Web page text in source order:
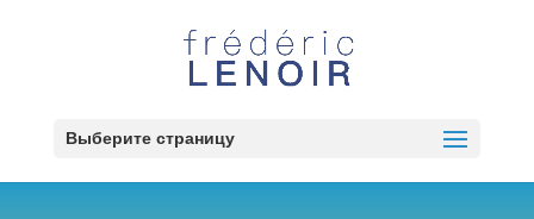
Выберите страницу